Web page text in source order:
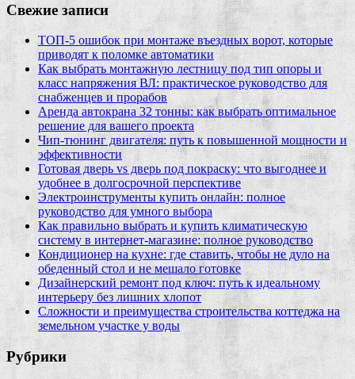
Свежие записи
ТОП-5 ошибок при монтаже въездных ворот, которые
приводят к поломке автоматики
Как выбрать монтажную лестницу под тип опоры и
класс напряжения ВЛ: практическое руководство для
снабженцев и прорабов
Аренда автокрана 32 тонны: как выбрать оптимальное
решение для вашего проекта
Чип‑тюнинг двигателя: путь к повышенной мощности и
эффективности
Готовая дверь vs дверь под покраску: что выгоднее и
удобнее в долгосрочной перспективе
Электроинструменты купить онлайн: полное
руководство для умного выбора
Как правильно выбрать и купить климатическую
систему в интернет‑магазине: полное руководство
Кондиционер на кухне: где ставить, чтобы не дуло на
обеденный стол и не мешало готовке
Дизайнерский ремонт под ключ: путь к идеальному
интерьеру без лишних хлопот
Сложности и преимущества строительства коттеджа на
земельном участке у воды
Рубрики